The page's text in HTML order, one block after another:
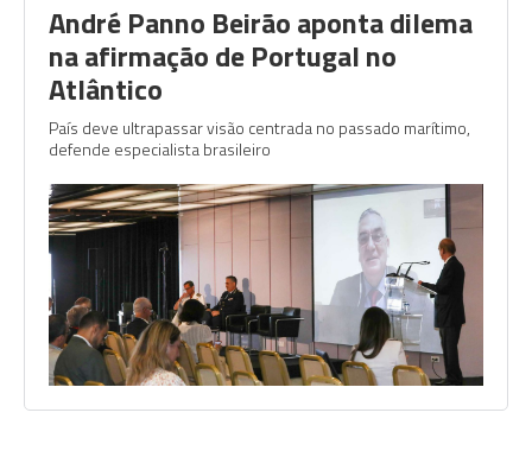
André Panno Beirão aponta dilema
na afirmação de Portugal no
Atlântico
País deve ultrapassar visão centrada no passado marítimo,
defende especialista brasileiro